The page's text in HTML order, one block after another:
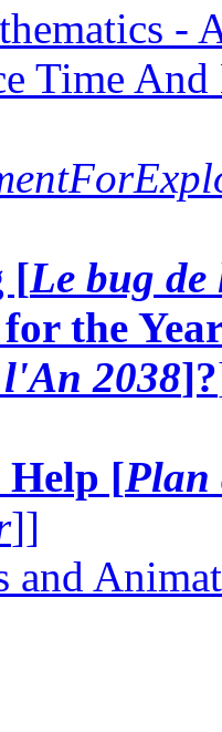
-
Time
[Le bug
the
2038]?
Help [Plan
]]
and